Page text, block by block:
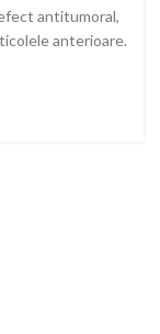
antitumoral,
anterioare.